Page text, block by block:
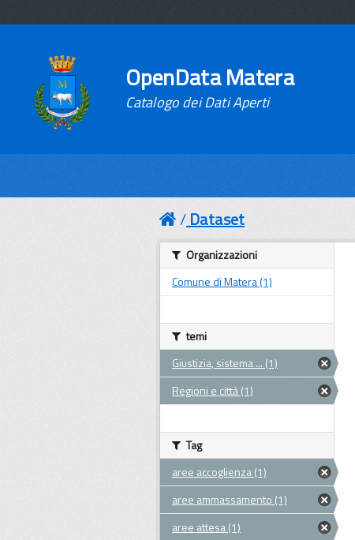
OpenData Matera
Catalogo dei Dati Aperti
Dataset
Organizzazioni
Comune di Matera (1)
temi
Giustizia, sistema ... (1)
Regioni e città (1)
Tag
aree accoglienza (1)
aree ammassamento (1)
aree attesa (1)